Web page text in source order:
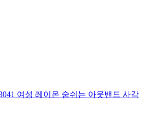
여성 레이온 숨쉬는 아웃밴드 사각